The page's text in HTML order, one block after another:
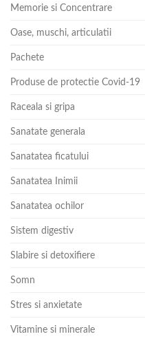
Memorie si Concentrare
Oase, muschi, articulatii
Pachete
Produse de protectie Covid-19
Raceala si gripa
Sanatate generala
Sanatatea ficatului
Sanatatea Inimii
Sanatatea ochilor
Sistem digestiv
Slabire si detoxifiere
Somn
Stres si anxietate
Vitamine si minerale